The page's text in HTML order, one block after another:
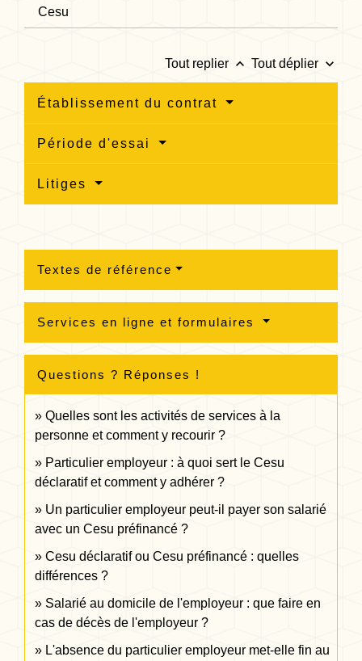
Cesu
Tout replier keyboard_arrow_up Tout déplier keyboard_arrow_down
Établissement du contrat
Période d'essai
Litiges
Textes de référence
Services en ligne et formulaires
Questions ? Réponses !
Quelles sont les activités de services à la
personne et comment y recourir ?
Particulier employeur : à quoi sert le Cesu
déclaratif et comment y adhérer ?
Un particulier employeur peut-il payer son salarié
avec un Cesu préfinancé ?
Cesu déclaratif ou Cesu préfinancé : quelles
différences ?
Salarié au domicile de l'employeur : que faire en
cas de décès de l'employeur ?
L'absence du particulier employeur met-elle fin au